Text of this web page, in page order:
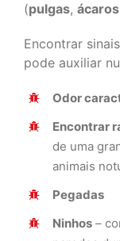
(pulgas, ácaros
Encontrar
pode auxiliar
Odor
Encontrar
de uma
animais
Pegadas
Ninhos –